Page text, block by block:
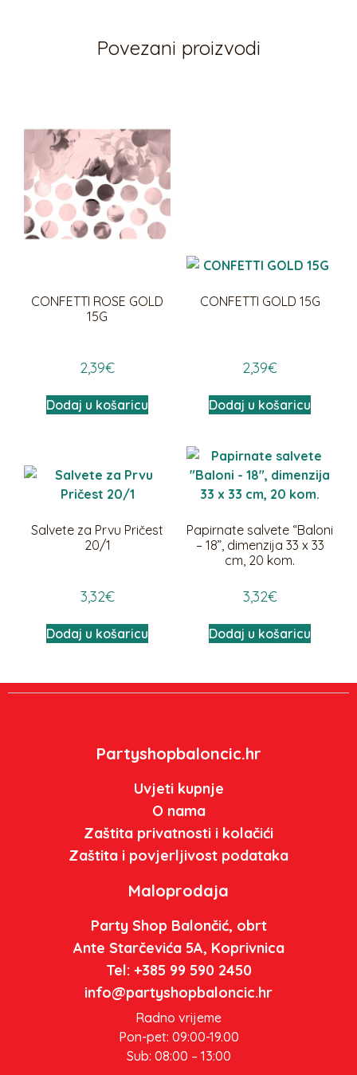
Povezani proizvodi
CONFETTI ROSE GOLD
15G
2,39€
Dodaj u košaricu
CONFETTI GOLD 15G
2,39€
Dodaj u košaricu
Salvete za Prvu Pričest
20/1
3,32€
Dodaj u košaricu
Papirnate salvete “Baloni
– 18”, dimenzija 33 x 33
cm, 20 kom.
3,32€
Dodaj u košaricu
Partyshopbaloncic.hr
Uvjeti kupnje
O nama
Zaštita privatnosti i kolačići
Zaštita i povjerljivost podataka
Maloprodaja
Party Shop Balončić, obrt
Ante Starčevića 5A, Koprivnica
Tel: +385 99 590 2450
info@partyshopbaloncic.hr
Radno vrijeme
Pon-pet: 09:00-19.00
Sub: 08:00 – 13:00